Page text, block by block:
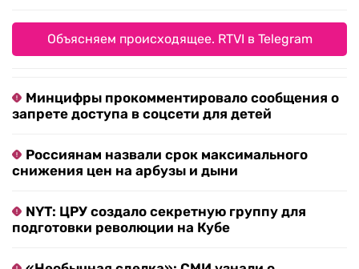
Объясняем происходящее. RTVI в Telegram
Минцифры прокомментировало сообщения о
запрете доступа в соцсети для детей
Россиянам назвали срок максимального
снижения цен на арбузы и дыни
NYT: ЦРУ создало секретную группу для
подготовки революции на Кубе